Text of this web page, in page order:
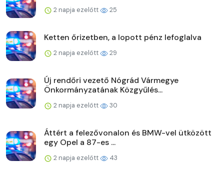
2 napja ezelőtt 25
Ketten őrizetben, a lopott pénz lefoglalva
2 napja ezelőtt 29
Új rendőri vezető Nógrád Vármegye
Önkormányzatának Közgyűlés...
2 napja ezelőtt 30
Áttért a felezővonalon és BMW-vel ütközött
egy Opel a 87-es ...
2 napja ezelőtt 43